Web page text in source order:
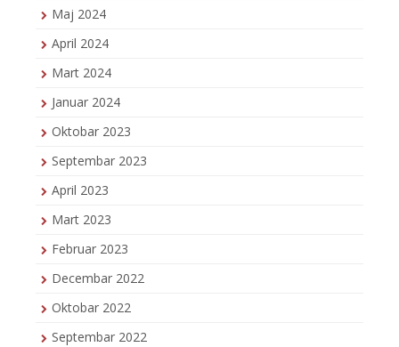
Maj 2024
April 2024
Mart 2024
Januar 2024
Oktobar 2023
Septembar 2023
April 2023
Mart 2023
Februar 2023
Decembar 2022
Oktobar 2022
Septembar 2022